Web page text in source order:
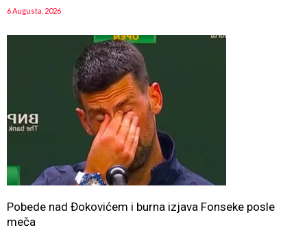
6 Augusta, 2026
Pobede nad Đokovićem i burna izjava Fonseke posle
meča